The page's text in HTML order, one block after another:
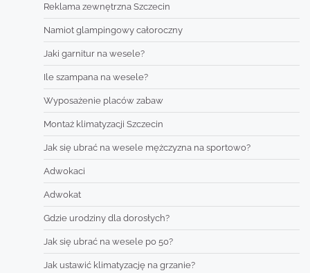
Reklama zewnętrzna Szczecin
Namiot glampingowy całoroczny
Jaki garnitur na wesele?
Ile szampana na wesele?
Wyposażenie placów zabaw
Montaż klimatyzacji Szczecin
Jak się ubrać na wesele mężczyzna na sportowo?
Adwokaci
Adwokat
Gdzie urodziny dla dorosłych?
Jak się ubrać na wesele po 50?
Jak ustawić klimatyzację na grzanie?